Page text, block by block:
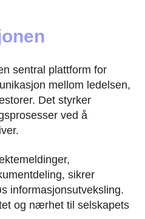
sentral plattform for
mellom ledelsen,
Det styrker
ved å
sikrer
informasjonsutveksling.
og nærhet til selskapets